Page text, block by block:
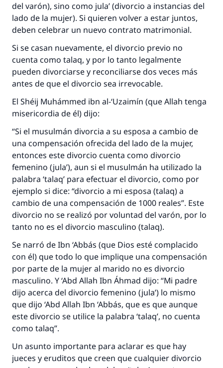
del varón), sino como jula’ (divorcio a instancias del
lado de la mujer). Si quieren volver a estar juntos,
deben celebrar un nuevo contrato matrimonial.
Si se casan nuevamente, el divorcio previo no
cuenta como talaq, y por lo tanto legalmente
pueden divorciarse y reconciliarse dos veces más
antes de que el divorcio sea irrevocable.
El Shéij Muhámmed ibn al-‘Uzaimín (que Allah tenga
misericordia de él) dijo:
“Si el musulmán divorcia a su esposa a cambio de
una compensación ofrecida del lado de la mujer,
entonces este divorcio cuenta como divorcio
femenino (jula’), aun si el musulmán ha utilizado la
palabra ‘talaq’ para efectuar el divorcio, como por
ejemplo si dice: “divorcio a mi esposa (talaq) a
cambio de una compensación de 1000 reales”. Este
divorcio no se realizó por voluntad del varón, por lo
tanto no es el divorcio masculino (talaq).
Se narró de Ibn ‘Abbás (que Dios esté complacido
con él) que todo lo que implique una compensación
por parte de la mujer al marido no es divorcio
masculino. Y ‘Abd Allah Ibn Áhmad dijo: “Mi padre
dijo acerca del divorcio femenino (jula’) lo mismo
que dijo ‘Abd Allah Ibn ‘Abbás, que es que aunque
este divorcio se utilice la palabra ‘talaq’, no cuenta
como talaq”.
Un asunto importante para aclarar es que hay
jueces y eruditos que creen que cualquier divorcio